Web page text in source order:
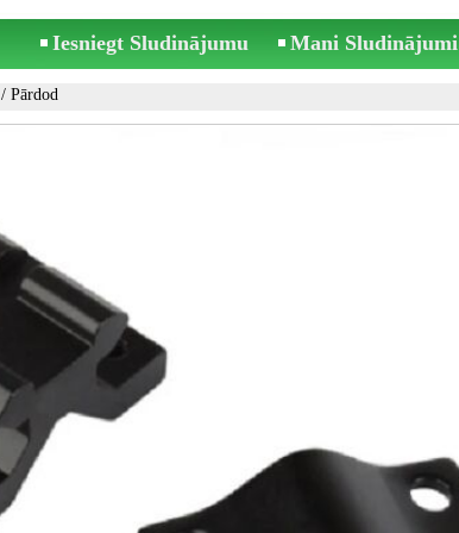
Iesniegt Sludinājumu Mani Sludinājumi
/ Pārdod